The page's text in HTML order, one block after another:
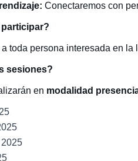
Conectaremos con
toda persona interesada en
sesiones?
en modalidad